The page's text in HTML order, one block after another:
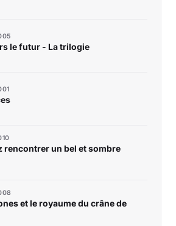
le futur - La trilogie
rencontrer un bel et sombre
et le royaume du crâne de